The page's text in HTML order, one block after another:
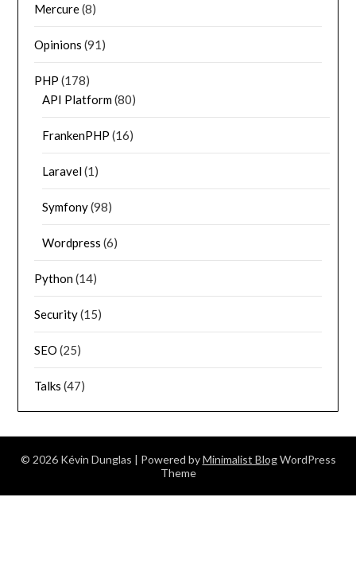
Mercure(8)
Opinions (91)
PHP (178)
API Platform(80)
FrankenPHP (16)
Laravel(1)
Symfony(98)
Wordpress (6)
Python(14)
Security(15)
SEO (25)
Talks (47)
© 2026 Kévin Dunglas | Powered byMinimalist BlogWordPress
Theme